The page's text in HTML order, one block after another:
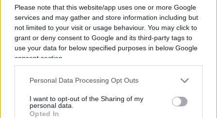
Please note that this website/app uses one or more Google
services and may gather and store information including but
not limited to your visit or usage behaviour. You may click to
grant or deny consent to Google and its third-party tags to
use your data for below specified purposes in below Google
consent section.
Personal Data Processing Opt Outs
I want to opt-out of the Sharing of my
personal data.
Opted In
né sottoporlo a autorizzazione preventiva; (c) Iran
e Oman possono solamente adottare regole di
sicurezza e traffico,purché non rendano il
passaggio impraticabile.